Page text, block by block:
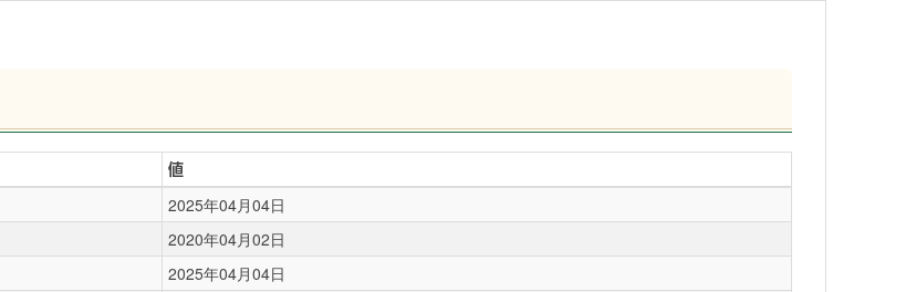
値
2025年04月04日
2020年04月02日
2025年04月04日